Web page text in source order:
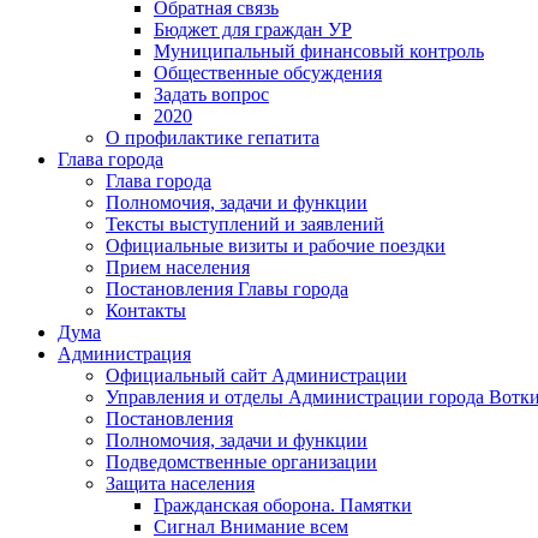
Обратная связь
Бюджет для граждан УР
Муниципальный финансовый контроль
Общественные обсуждения
Задать вопрос
2020
О профилактике гепатита
Глава города
Глава города
Полномочия, задачи и функции
Тексты выступлений и заявлений
Официальные визиты и рабочие поездки
Прием населения
Постановления Главы города
Контакты
Дума
Администрация
Официальный сайт Администрации
Управления и отделы Администрации города
Постановления
Полномочия, задачи и функции
Подведомственные организации
Защита населения
Гражданская оборона. Памятки
Сигнал Внимание всем